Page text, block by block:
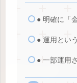
● 明確に「
● 運用とい
● 一部運用